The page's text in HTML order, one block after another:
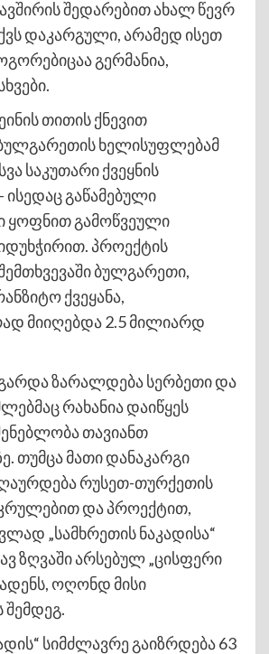
შედარებით ახალ წევრ
დაკარგული, არამედ ისეთ
გერმანია,
თითის ქნევით
ხელისუფლებამ
საკუთარი ქვეყნის
გაწამებული
ყოფნით გამოწვეული
პროექტის
ბულგარეთი,
ქვეყანა,
მიიღებდა 2.5 მილიარდ
ზარალდება სერბეთი და
რახანია დაიწყეს
თავიანთ
თუმცა მათი დანაკარგი
რუსეთ-თურქეთის
და პროექტით,
„სამხრეთის ნაკადისა“
ზღვაში არსებულ „ცისფერი
ოღონდ მისი
სიმძლავრე გაიზრდება 63